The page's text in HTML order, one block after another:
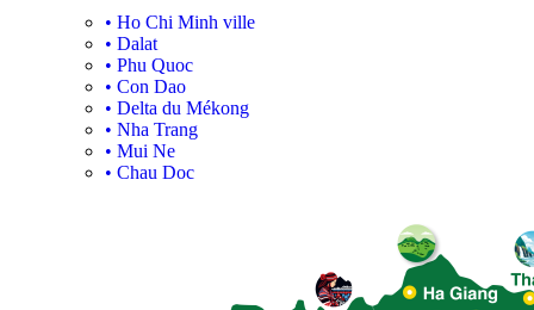
• Ho Chi Minh ville
• Dalat
• Phu Quoc
• Con Dao
• Delta du Mékong
• Nha Trang
• Mui Ne
• Chau Doc